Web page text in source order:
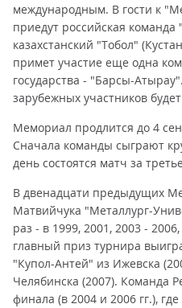
международным. В гости к
приедут российская
казахстанский "Тобол"
примет участие еще одна
государства - "Барсы-
зарубежных участников
Мемориал продлится до 4
Сначала команды сыграют
день состоятся матч за
В двенадцати предыдущих
Матвийчука "Металлург-
раз - в 1999, 2001, 2003 -
главный приз турнира
"Купол-Антей" из Ижевска
Челябинска (2007). Команда
финала (в 2004 и 2006 гг.),